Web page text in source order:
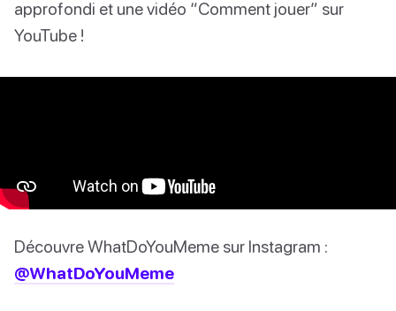
approfondi et une vidéo “Comment jouer” sur
YouTube !
Découvre WhatDoYouMeme sur Instagram :
@WhatDoYouMeme